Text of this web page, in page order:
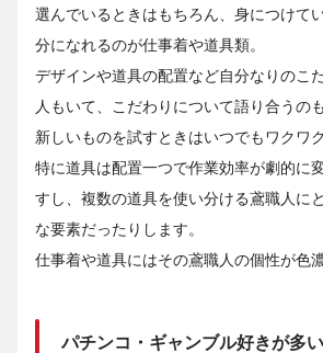
選んでいるときはもちろん、身につけて
分になれるのが仕事着や道具類。
デザインや道具の配置など自分なりのこ
人もいて、こだわりについて語り合うの
新しいものを試すときはいつでもワクワ
特に道具は配置一つで作業効率が劇的に
すし、複数の道具を使い分ける鳶職人に
な要素だったりします。
仕事着や道具にはその鳶職人の個性が色
パチンコ・ギャンブル好きが多い